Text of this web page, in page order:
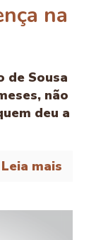
na
de Sousa
não
deu a
Leia mais